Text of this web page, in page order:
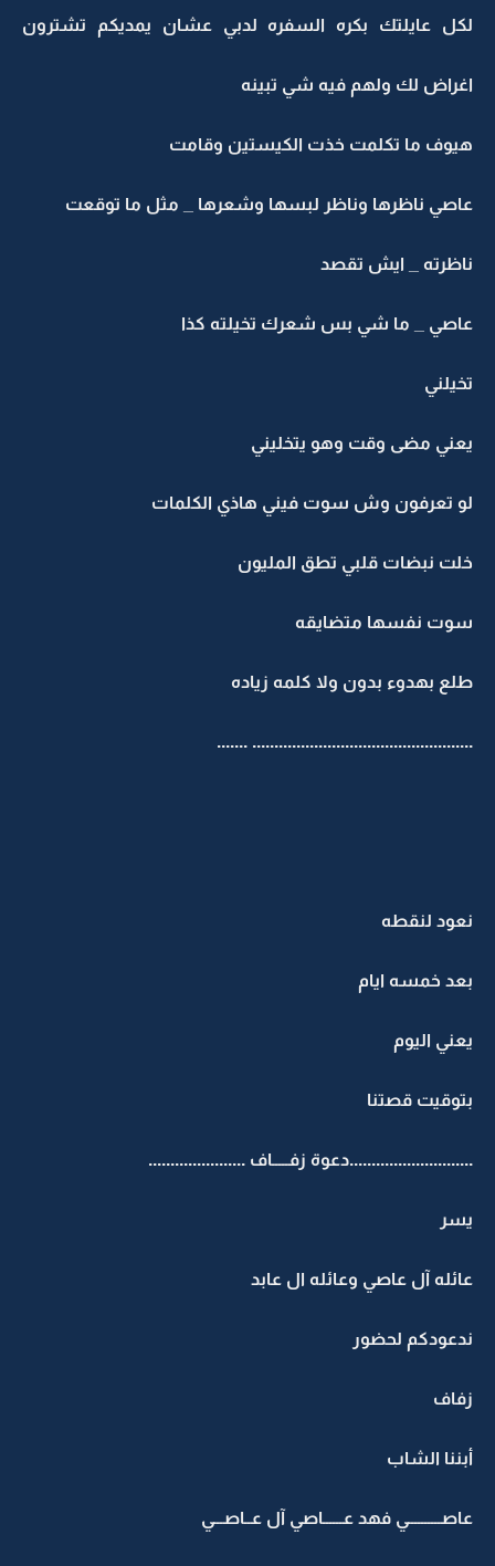
لكل عايلتك بكره السفره لدبي عشان يمديكم تشترون
اغراض لك ولهم فيه شي تبينه
هيوف ما تكلمت خذت الكيستين وقامت
عاصي ناظرها وناظر لبسها وشعرها _ مثل ما توقعت
ناظرته _ ايش تقصد
عاصي _ ما شي بس شعرك تخيلته كذا
تخيلني
يعني مضى وقت وهو يتخليني
لو تعرفون وش سوت فيني هاذي الكلمات
خلت نبضات قلبي تطق المليون
سوت نفسها متضايقه
طلع بهدوء بدون ولا كلمه زياده
.................................................. .......
نعود لنقطه
بعد خمسه ايام
يعني اليوم
بتوقيت قصتنا
............................دعوة زفـــــاف ......................
يسر
عائله آل عاصي وعائله ال عابد
ندعودكم لحضور
زفاف
أبننا الشاب
عاصــــــــــي فهد عــــــاصي آل عــاصـــي